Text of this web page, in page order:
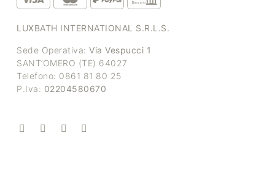
LUXBATH INTERNATIONAL S.R.L.S.
Sede Operativa: Via Vespucci 1
SANT’OMERO (TE) 64027
Telefono: 0861 81 80 25
P.Iva: 02204580670